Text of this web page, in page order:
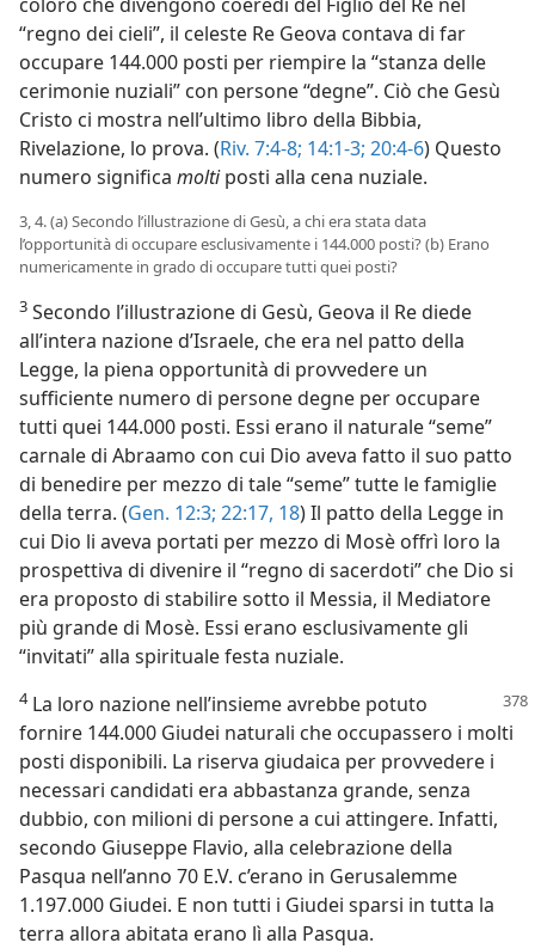
“regno dei cieli”, il celeste Re Geova contava di far
occupare 144.000 posti per riempire la “stanza delle
cerimonie nuziali” con persone “degne”. Ciò che Gesù
Cristo ci mostra nell’ultimo libro della Bibbia,
Rivelazione, lo prova. (Riv. 7:4-8; 14:1-3; 20:4-6) Questo
numero significa moltiposti alla cena nuziale.
3, 4. (a) Secondo l’illustrazione di Gesù, a chi era stata data
l’opportunità di occupare esclusivamente i 144.000 posti? (b) Erano
numericamente in grado di occupare tutti quei posti?
3 Secondo l’illustrazione di Gesù, Geova il Re diede
all’intera nazione d’Israele, che era nel patto della
Legge, la piena opportunità di provvedere un
sufficiente numero di persone degne per occupare
tutti quei 144.000 posti. Essi erano il naturale “seme”
carnale di Abraamo con cui Dio aveva fatto il suo patto
di benedire per mezzo di tale “seme” tutte le famiglie
della terra. (Gen. 12:3; 22:17, 18) Il patto della Legge in
cui Dio li aveva portati per mezzo di Mosè offrì loro la
prospettiva di divenire il “regno di sacerdoti” che Dio si
era proposto di stabilire sotto il Messia, il Mediatore
più grande di Mosè. Essi erano esclusivamente gli
“invitati” alla spirituale festa nuziale.
4La loro nazione nell’insieme avrebbe potuto
fornire 144.000 Giudei naturali che occupassero i molti
posti disponibili. La riserva giudaica per provvedere i
necessari candidati era abbastanza grande, senza
dubbio, con milioni di persone a cui attingere. Infatti,
secondo Giuseppe Flavio, alla celebrazione della
Pasqua nell’anno 70 E.V. c’erano in Gerusalemme
1.197.000 Giudei. E non tutti i Giudei sparsi in tutta la
terra allora abitata erano lì alla Pasqua.